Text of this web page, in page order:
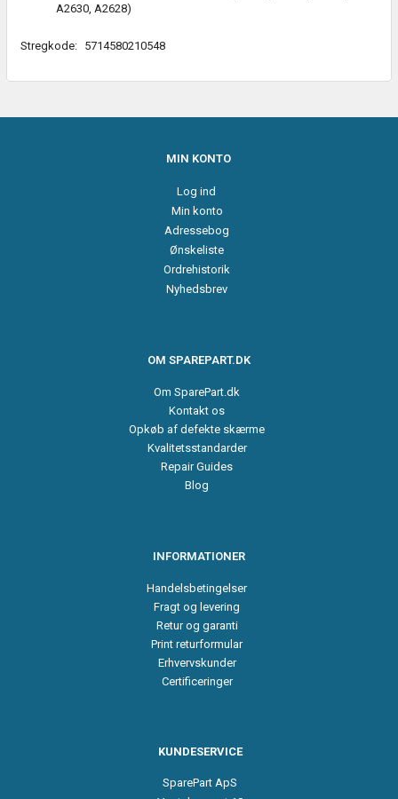
A2630, A2628)
Stregkode: 5714580210548
MIN KONTO
Log ind
Min konto
Adressebog
Ønskeliste
Ordrehistorik
Nyhedsbrev
OM SPAREPART.DK
Om SparePart.dk
Kontakt os
Opkøb af defekte skærme
Kvalitetsstandarder
Repair Guides
Blog
INFORMATIONER
Handelsbetingelser
Fragt og levering
Retur og garanti
Print returformular
Erhvervskunder
Certificeringer
KUNDESERVICE
SparePart ApS